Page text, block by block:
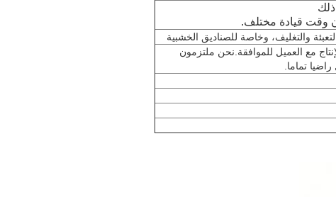
والتغليف، وخاصة للصناديق الخشبية
مع العميل للموافقة.نحن ملتزمون
تماما.